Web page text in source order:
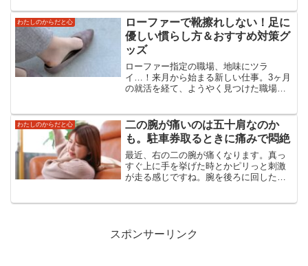
体って、手を抜いたところをすぐに見抜
いてくるんだなぁと、ち...
わたしのからだと心
ローファーで靴擦れしない！足に
優しい慣らし方＆おすすめ対策グ
ッズ
ローファー指定の職場、地味にツラ
イ…！来月から始まる新しい仕事。3ヶ月
の就活を経て、ようやく見つけた職場で
靴はローファー指定。長年スニーカーを
愛用してきた私にとって、ロ...
わたしのからだと心
二の腕が痛いのは五十肩なのか
も。駐車券取るときに痛みで悶絶
最近、右の二の腕が痛くなります。真っ
すぐ上に手を挙げた時とかピリっと刺激
が走る感じですね。腕を後ろに回した時
スポンサーリンク